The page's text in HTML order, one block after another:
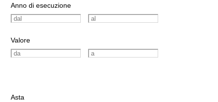
Anno di esecuzione
Valore
Asta